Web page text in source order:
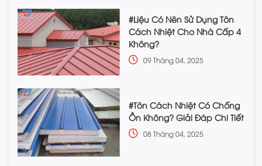
#Liệu Có Nên Sử Dụng Tôn
Cách Nhiệt Cho Nhà Cấp 4
Không?
09 Tháng 04, 2025
#Tôn Cách Nhiệt Có Chống
Ồn Không? Giải Đáp Chi Tiết
08 Tháng 04, 2025